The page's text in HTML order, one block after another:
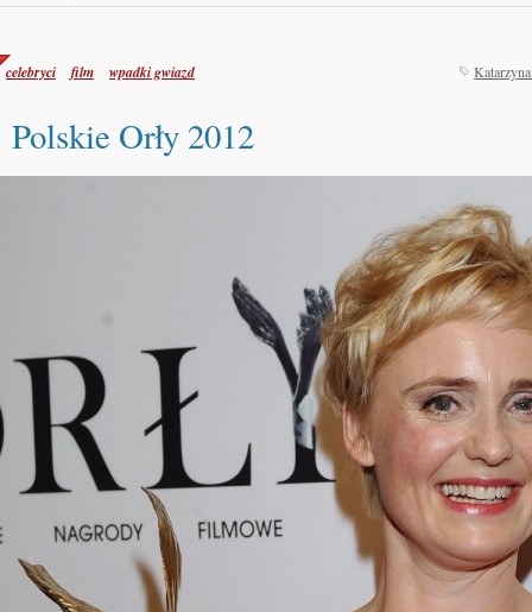
celebryci film wpadki gwiazd
Polskie Orły 2012